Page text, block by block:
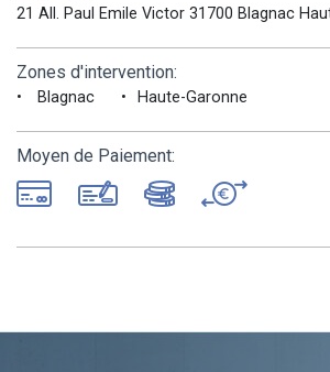
21 All. Paul Emile Victor 31700 Blagnac
Zones d'intervention:
Blagnac Haute-Garonne
Moyen de Paiement: